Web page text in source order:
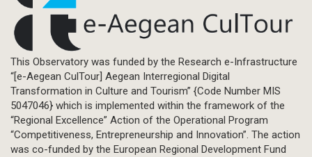
This Observatory was funded by the Research e-Infrastructure
“[e-Aegean CulTour] Aegean Interregional Digital
Transformation in Culture and Tourism” {Code Number MIS
5047046} which is implemented within the framework of the
“Regional Excellence” Action of the Operational Program
“Competitiveness, Entrepreneurship and Innovation”. The action
was co-funded by the European Regional Development Fund